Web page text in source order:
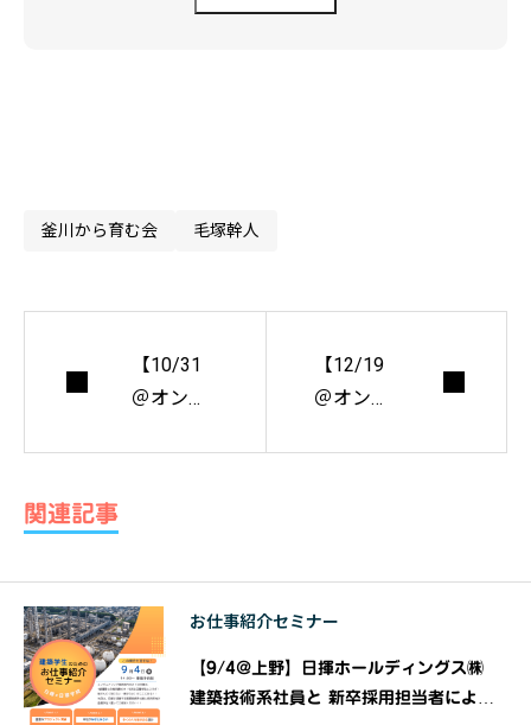
釜川から育む会 毛塚幹人
【10/31
＠オンラ
ジ・オ
ブ・クリ
エイショ
【12/19
＠オンラ
ジ・オ
ブ・クリ
エイショ
関連記事
お仕事紹介セミナー
【9/4@上野】日揮ホールディングス㈱
建築技術系社員と 新卒採用担当者による